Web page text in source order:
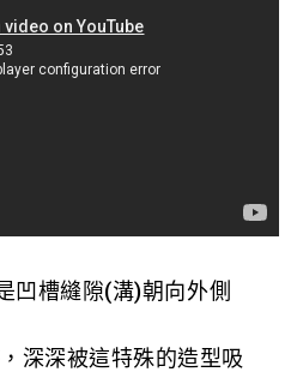
凹槽縫隙(溝)朝向外側
深深被這特殊的造型吸